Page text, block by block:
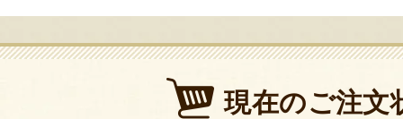
現在のご注文